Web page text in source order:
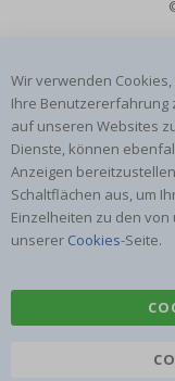
Wir verwenden
Ihre
auf unseren Websites
Dienste, können
Anzeigen
Schaltflächen aus, um
Einzelheiten zu den
unserer Cookies-Seite.